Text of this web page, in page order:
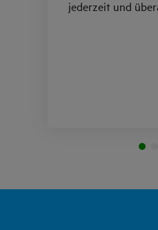
jederzeit und